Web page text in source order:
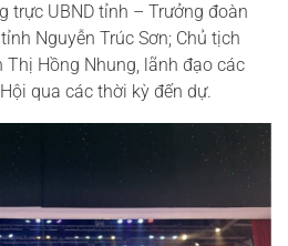
trực UBND tỉnh – Trưởng đoàn
Nguyễn Trúc Sơn; Chủ tịch
Thị Hồng Nhung, lãnh đạo các
qua các thời kỳ đến dự.